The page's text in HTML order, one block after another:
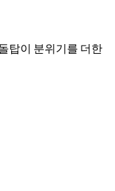
탑이 분위기를 더한